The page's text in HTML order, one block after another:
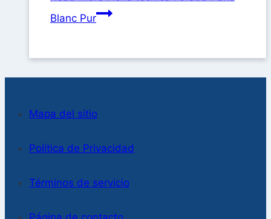
Blanc Pur
Mapa del sitio
Política de Privacidad
Términos de servicio